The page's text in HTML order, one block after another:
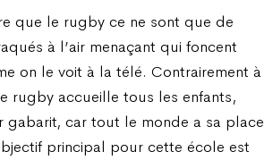
que le rugby ce ne sont que de
à l’air menaçant qui foncent
on le voit à la télé. Contrairement à
rugby accueille tous les enfants,
gabarit, car tout le monde a sa place
principal pour cette école est